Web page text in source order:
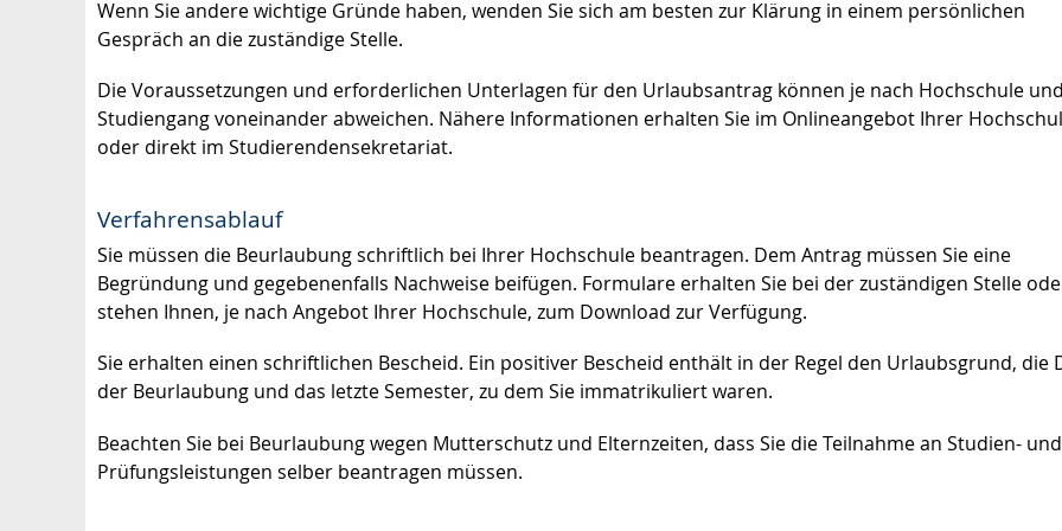
Wenn Sie andere wichtige Gründe haben, wenden Sie sich am besten zur Klärung in einem persönlichen
Gespräch an die zuständige Stelle.
Die Voraussetzungen und erforderlichen Unterlagen für den Urlaubsantrag können je nach Hochschule und
Studiengang voneinander abweichen. Nähere Informationen erhalten Sie im Onlineangebot Ihrer
oder direkt im Studierendensekretariat.
Verfahrensablauf
Sie müssen die Beurlaubung schriftlich bei Ihrer Hochschule beantragen. Dem Antrag müssen Sie eine
Begründung und gegebenenfalls Nachweise beifügen. Formulare erhalten Sie bei der zuständigen Stelle
stehen Ihnen, je nach Angebot Ihrer Hochschule, zum Download zur Verfügung.
Sie erhalten einen schriftlichen Bescheid. Ein positiver Bescheid enthält in der Regel den Urlaubsgrund, die
der Beurlaubung und das letzte Semester, zu dem Sie immatrikuliert waren.
Beachten Sie bei Beurlaubung wegen Mutterschutz und Elternzeiten, dass Sie die Teilnahme an Studien- und
Prüfungsleistungen selber beantragen müssen.